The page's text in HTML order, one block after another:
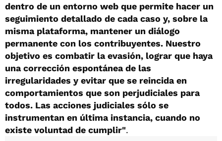
dentro de un entorno web que permite hacer un
seguimiento detallado de cada caso y, sobre la
misma plataforma, mantener un diálogo
permanente con los contribuyentes. Nuestro
objetivo es combatir la evasión, lograr que haya
una corrección espontánea de las
irregularidades y evitar que se reincida en
comportamientos que son perjudiciales para
todos. Las acciones judiciales sólo se
instrumentan en última instancia, cuando no
existe voluntad de cumplir".